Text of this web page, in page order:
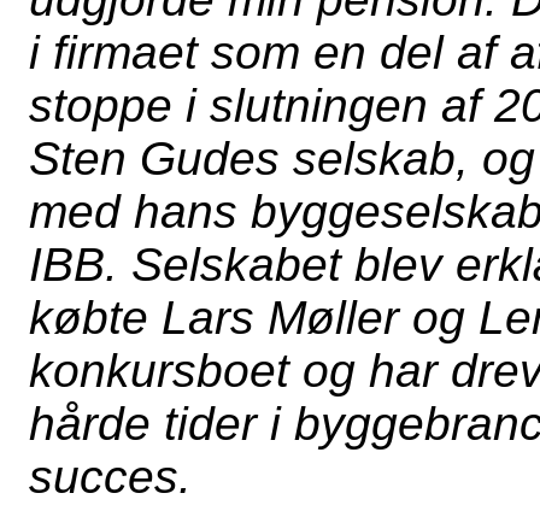
i firmaet som en del af
stoppe i slutningen af
Sten Gudes selskab,
med hans
IBB. Selskabet blev
købte Lars Møller og
konkursboet og har
hårde tider i
succes.